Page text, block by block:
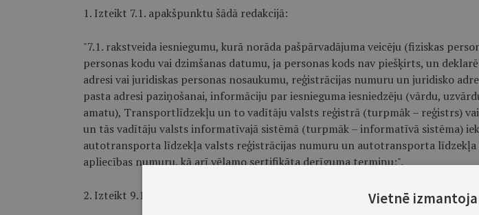
1. Izteikt 7.1. apakšpunktu šādā redakcijā:
"7.1. rakstveida iesniegumu, kurā norāda pašpārvadājuma veicēju (fiziskas
personas kodu vai dzimšanas datumu, ja personas kods nav piešķirts, un
adresi vai juridiskas personas nosaukumu, reģistrācijas numuru un juridisko
pasta adresi paziņošanai, informāciju par iesnieguma iesniedzēju (vārdu,
amatu), Transportlīdzekļu un to vadītāju valsts reģistrā (turpmāk – reģistrs)
un tās vadītāju valsts informatīvajā sistēmā (turpmāk – informatīvā sistēma)
autotransporta līdzekļa valsts reģistrācijas numuru un autotransporta līdzekļa
apliecības numuru, kā arī vēlamo sertifikāta derīguma termiņu;".
2. Izteikt 9.1. apakšpunktu šādā redakcijā: Vietnē